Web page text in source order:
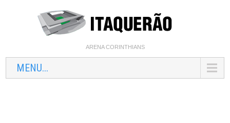
ARENA CORINTHIANS
MENU...